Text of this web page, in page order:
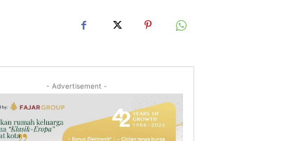
- Advertisement -